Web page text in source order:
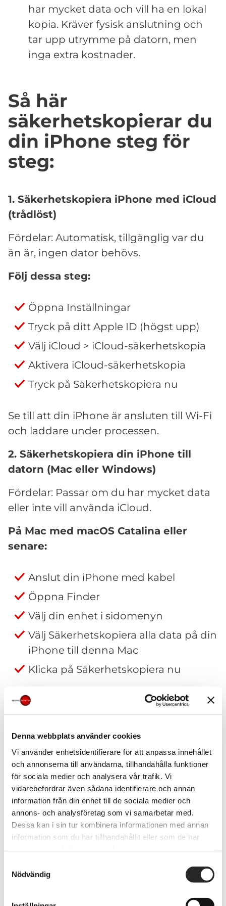
Denna webbplats använder cookies
Vi använder enhetsidentifierare för att anpassa innehållet
och annonserna till användarna, tillhandahålla funktioner
för sociala medier och analysera vår trafik. Vi
vidarebefordrar även sådana identifierare och annan
information från din enhet till de sociala medier och
annons- och analysföretag som vi samarbetar med.
Dessa kan i sin tur kombinera informationen med annan
information som du har tillhandahållit eller som de har
Nödvändig
har mycket data och vill ha en lokal
kopia. Kräver fysisk anslutning och
tar upp utrymme på datorn, men
inga extra kostnader.
Så här
säkerhetskopierar du
din iPhone steg för
steg:
1. Säkerhetskopiera iPhone med iCloud
(trådlöst)
Fördelar: Automatisk, tillgänglig var du
än är, ingen dator behövs.
Följ dessa steg:
Öppna Inställningar
Tryck på ditt Apple ID (högst upp)
Välj iCloud > iCloud-säkerhetskopia
Aktivera iCloud-säkerhetskopia
Tryck på Säkerhetskopiera nu
Se till att din iPhone är ansluten till Wi-Fi
och laddare under processen.
2. Säkerhetskopiera din iPhone till
datorn (Mac eller Windows)
Fördelar: Passar om du har mycket data
eller inte vill använda iCloud.
På Mac med macOS Catalina eller
senare:
Anslut din iPhone med kabel
Öppna Finder
Välj din enhet i sidomenyn
Välj Säkerhetskopiera alla data på din
iPhone till denna Mac
Klicka på Säkerhetskopiera nu
På Mac med macOS Mojave eller äldre
/ Windows-dator:
Anslut din iPhone med kabel
Öppna iTunes
Klicka på enhetsikonen >
Sammanfattning
Välj Denna dator > (valfritt: Kryptera
lokal säkerhetskopia)
Klicka på Säkerhetskopiera nu
Hur återställer man